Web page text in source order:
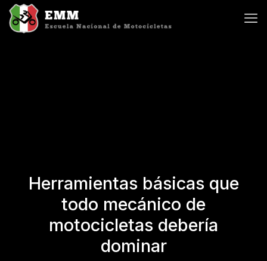
Herramientas básicas que
todo mecánico de
motocicletas debería
dominar